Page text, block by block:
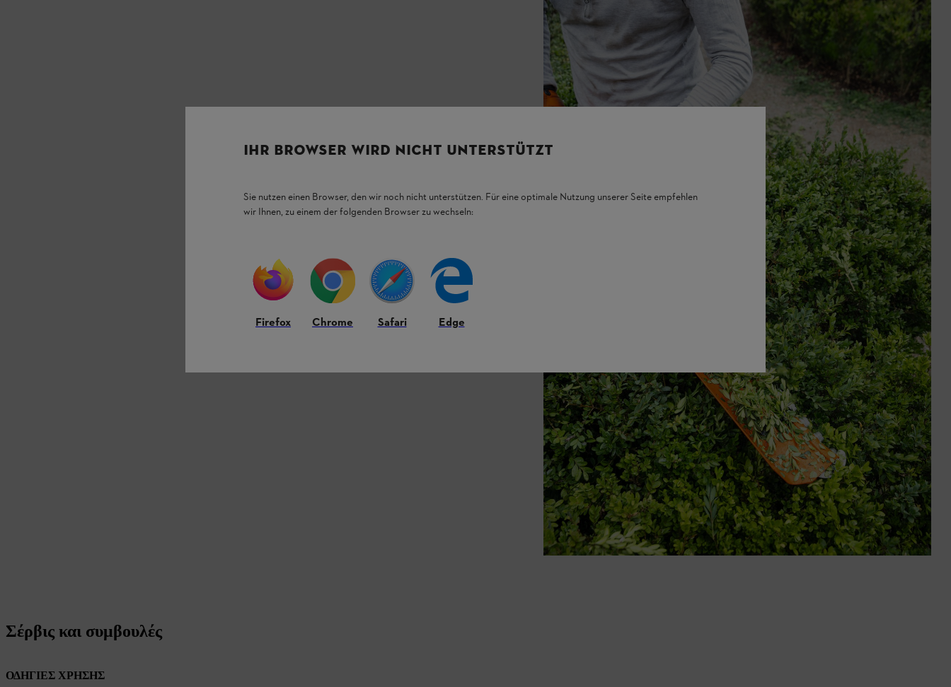
Σέρβις και συμβουλές
ΟΔΗΓΙΕΣ ΧΡΗΣΗΣ
IHR BROWSER WIRD NICHT UNTERSTÜTZT
Sie nutzen einen Browser, den wir noch nicht unterstützen. Für eine optimale Nutzung unserer Seite empfehlen
wir Ihnen, zu einem der folgenden Browser zu wechseln:
Firefox Chrome Safari Edge